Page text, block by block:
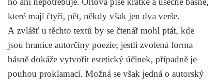
které mají čtyři, pět, někdy však jen dva verše.
A zvlášť u těchto textů by se čtenář mohl ptát, kde
jsou hranice autorčiny poezie; jestli zvolená forma
básně dokáže vytvořit estetický účinek, případně je
pouhou proklamací. Možná se však jedná o autorský